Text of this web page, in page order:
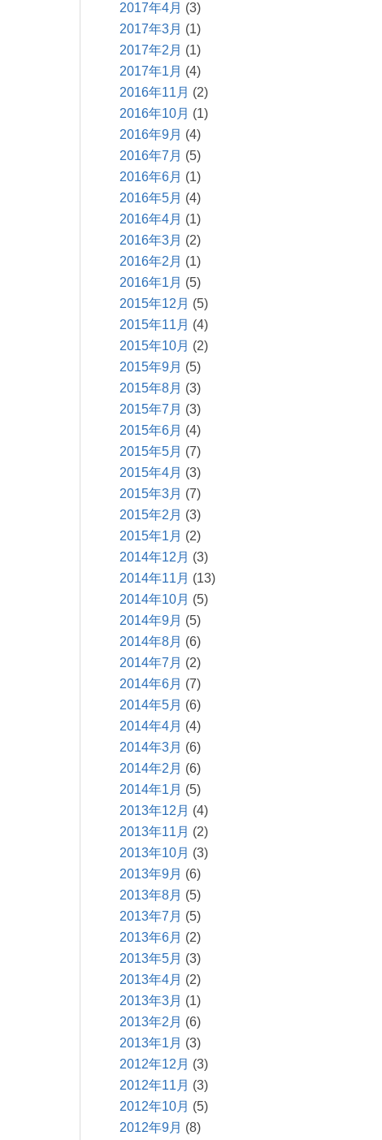
2017年4月 (3)
2017年3月 (1)
2017年2月 (1)
2017年1月 (4)
2016年11月 (2)
2016年10月 (1)
2016年9月 (4)
2016年7月 (5)
2016年6月 (1)
2016年5月 (4)
2016年4月 (1)
2016年3月 (2)
2016年2月 (1)
2016年1月 (5)
2015年12月 (5)
2015年11月 (4)
2015年10月 (2)
2015年9月 (5)
2015年8月 (3)
2015年7月 (3)
2015年6月 (4)
2015年5月 (7)
2015年4月 (3)
2015年3月 (7)
2015年2月 (3)
2015年1月 (2)
2014年12月 (3)
2014年11月 (13)
2014年10月 (5)
2014年9月 (5)
2014年8月 (6)
2014年7月 (2)
2014年6月 (7)
2014年5月 (6)
2014年4月 (4)
2014年3月 (6)
2014年2月 (6)
2014年1月 (5)
2013年12月 (4)
2013年11月 (2)
2013年10月 (3)
2013年9月 (6)
2013年8月 (5)
2013年7月 (5)
2013年6月 (2)
2013年5月 (3)
2013年4月 (2)
2013年3月 (1)
2013年2月 (6)
2013年1月 (3)
2012年12月 (3)
2012年11月 (3)
2012年10月 (5)
2012年9月 (8)